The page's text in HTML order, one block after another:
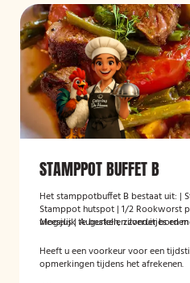
STAMPPOT BUFFET B
Het stamppotbuffet B bestaat uit: |
Stamppot hutspot | 1/2 Rookworst
vleesjus | Augurken, zilveruitjes en
Mogelijk te bestellen zonder borden
Heeft u een voorkeur voor een
opmerkingen tijdens het afrekenen.